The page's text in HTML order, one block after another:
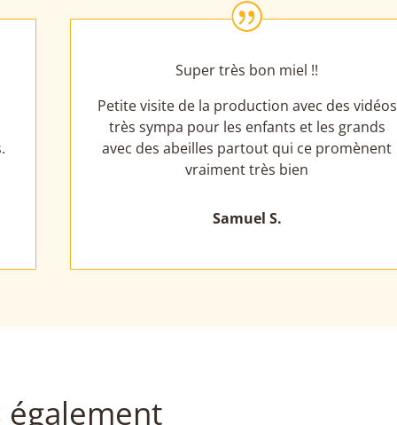
|
Super très bon miel !!
Petite visite de la production avec des vidéos
très sympa pour les enfants et les grands
avec des abeilles partout qui ce promènent
vraiment très bien
Samuel S.
également